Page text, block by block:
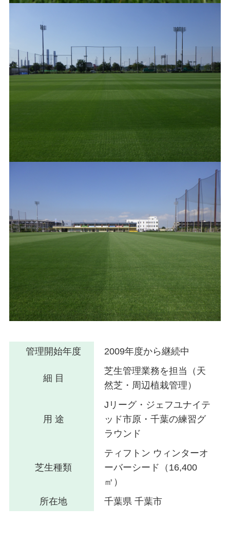
管理開始年度 2009年度から継続中
細 目
芝生管理業務を担当（天
然芝・周辺植栽管理）
用 途
Jリーグ・ジェフユナイテ
ッド市原・千葉の練習グ
ラウンド
芝生種類
ティフトン ウィンターオ
ーバーシード（16,400
㎡）
所在地
千葉県 千葉市